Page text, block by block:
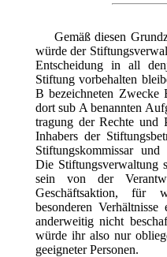
Gemäß diesen
würde der
Entscheidung in all
Stiftung vorbehalten
B bezeichneten Zwecke
dort sub A benannten
tragung der Rechte und
Inhabers der
Stiftungskommissar
Die Stiftungsverwaltung
sein von der
Geschäftsaktion, für
besonderen Verhältnisse
anderweitig nicht
würde ihr also nur
geeigneter Personen.